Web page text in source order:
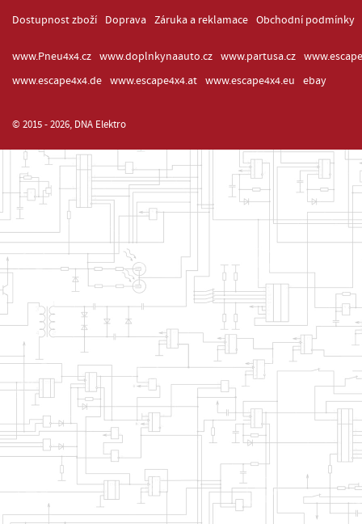
Dostupnost zboží Doprava Záruka a reklamace Obchodní podmínky
www.Pneu4x4.cz www.doplnkynaauto.cz www.partusa.cz
www.escape4x4.de
www.escape4x4.at www.escape4x4.eu ebay
© 2015 - 2026, DNA Elektro